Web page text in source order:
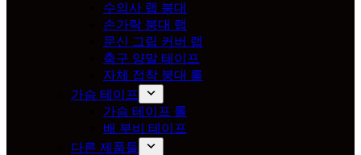
수의사 랩 붕대
손가락 붕대 랩
문신 그립 커버 랩
축구 양말 테이프
자체 접착 붕대 롤
가슴 테이프
가슴 테이프 롤
배 부비 테이프
다른 제품들